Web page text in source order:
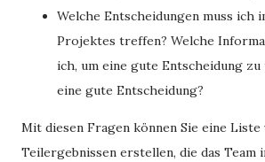
Welche Entscheidungen muss ich
Projektes treffen? Welche
ich, um eine gute Entscheidung
eine gute Entscheidung?
Mit diesen Fragen können Sie eine Liste
Teilergebnissen erstellen, die das Team